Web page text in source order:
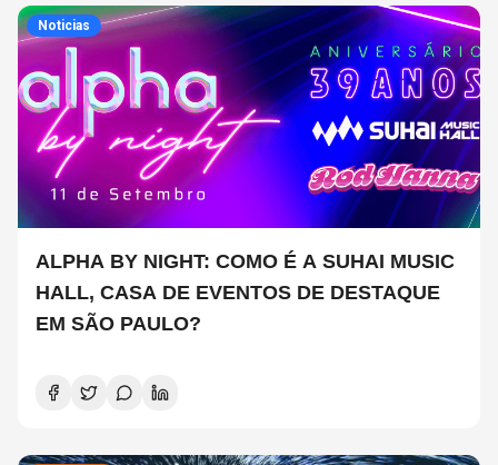
Noticias
ALPHA BY NIGHT: COMO É A SUHAI MUSIC
HALL, CASA DE EVENTOS DE DESTAQUE
EM SÃO PAULO?